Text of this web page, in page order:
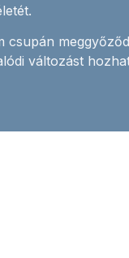
csupán
változást